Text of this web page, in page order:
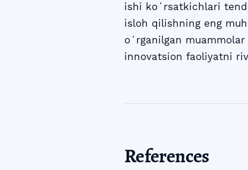
ishi koʻrsatkichlari
isloh qilishning eng
oʻrganilgan
innovatsion faoliyatni
References